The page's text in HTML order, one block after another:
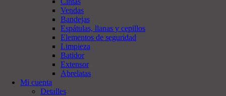
Vendas
Bandejas
Espátulas, llanas y cepillos
Elementos de seguridad
Limpieza
Batidor
Extensor
Abrelatas
Mi cuenta
Detalles